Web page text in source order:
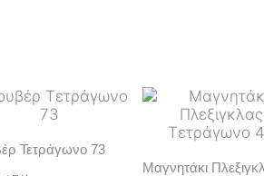
ποσότητα
Τετράγωνο 73
Μαγνητάκι